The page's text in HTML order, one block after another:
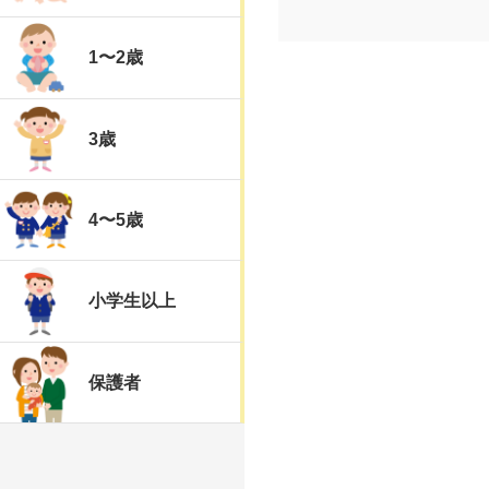
1〜2歳
3歳
4〜5歳
小学生以上
保護者